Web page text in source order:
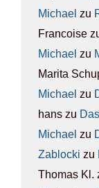
Michael zu
Francoise
Michael zu
Marita
Michael zu
hans zu
Michael zu
Zablocki zu
Thomas Kl.